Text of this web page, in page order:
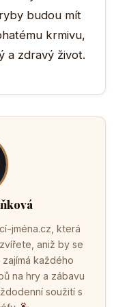
budou mít
krmivu,
a zdravý život.
jména.cz, která
aniž by se
zajímá každého
na hry a zábavu
soužití s